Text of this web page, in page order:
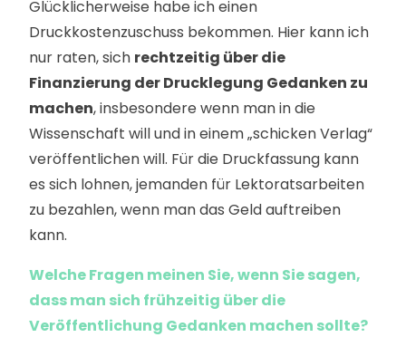
Glücklicherweise habe ich einen
Druckkostenzuschuss bekommen. Hier kann ich
nur raten, sich rechtzeitig über die
Finanzierung der Drucklegung Gedanken zu
machen, insbesondere wenn man in die
Wissenschaft will und in einem „schicken Verlag“
veröffentlichen will. Für die Druckfassung kann
es sich lohnen, jemanden für Lektoratsarbeiten
zu bezahlen, wenn man das Geld auftreiben
kann.
Welche Fragen meinen Sie, wenn Sie sagen,
dass man sich frühzeitig über die
Veröffentlichung Gedanken machen sollte?